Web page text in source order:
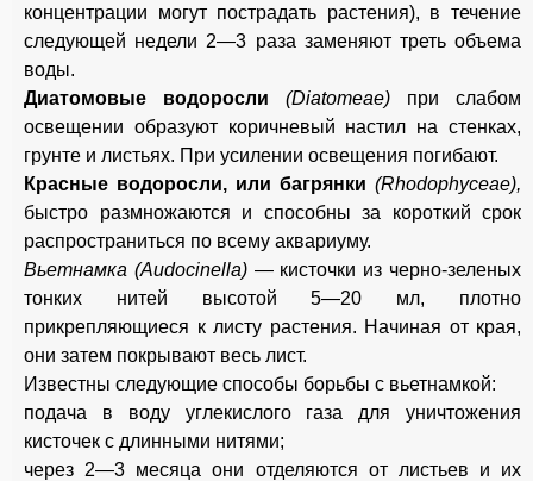
концентрации могут пострадать растения), в течение
следующей недели 2—3 раза заменяют треть объема
воды.
Диатомовые водоросли (Diatomeae) при слабом
освещении образуют коричневый настил на стенках,
грунте и листьях. При усилении освещения погибают.
Красные водоросли, или багрянки (Rhodophyceae),
быстро размножаются и способны за короткий срок
распространиться по всему аквариуму.
Вьетнамка (Audocinella) — кисточки из черно-зеленых
тонких нитей высотой 5—20 мл, плотно
прикрепляющиеся к листу растения. Начиная от края,
они затем покрывают весь лист.
Известны следующие способы борьбы с вьетнамкой:
подача в воду углекислого газа для уничтожения
кисточек с длинными нитями;
через 2—3 месяца они отделяются от листьев и их